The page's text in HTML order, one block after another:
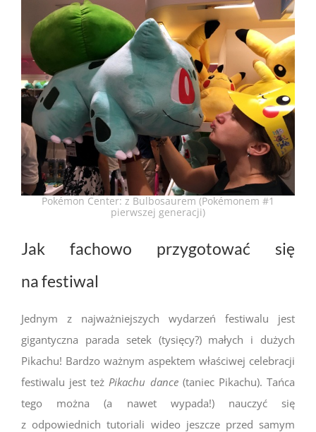
Pokémon Center: z Bulbosaurem (Pokémonem #1
pierwszej generacji)
Jak fachowo przygotować się
na festiwal
Jednym z najważniejszych wydarzeń festiwalu jest
gigantyczna parada setek (tysięcy?) małych i dużych
Pikachu! Bardzo ważnym aspektem właściwej celebracji
festiwalu jest też Pikachu dance(taniec Pikachu). Tańca
tego można (a nawet wypada!) nauczyć się
z odpowiednich tutoriali wideo jeszcze przed samym